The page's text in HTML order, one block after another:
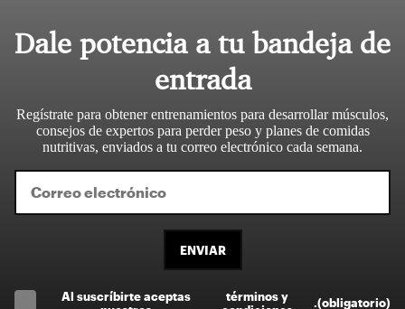
Dale potencia a tu bandeja de
entrada
Regístrate para obtener entrenamientos para desarrollar músculos,
consejos de expertos para perder peso y planes de comidas
nutritivas, enviados a tu correo electrónico cada semana.
ENVIAR
Al suscríbirte aceptas
términos y
.(obligatorio)